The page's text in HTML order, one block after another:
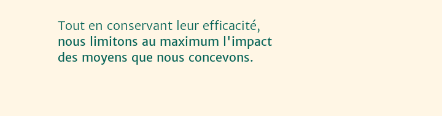
Tout en conservant leur efficacité,
nous limitons au maximum l'impact
des moyens que nous concevons.